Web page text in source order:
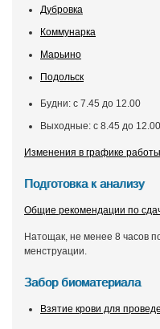
Дубровка
Коммунарка
Марьино
Подольск
Будни: с 7.45 до 12.00
Выходные: с 8.45 до 12.00
Изменения в графике работы
Подготовка к анализу
Общие рекомендации по
Натощак, не менее 8 часов
менструации.
Забор биоматериала
Взятие крови для